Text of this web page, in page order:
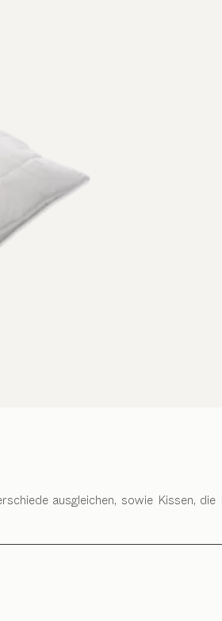
ausgleichen, sowie Kissen,